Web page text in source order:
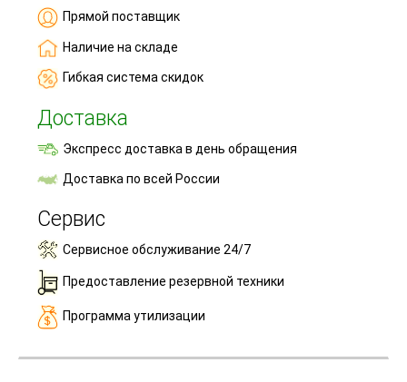
Прямой поставщик
Наличие на складе
Гибкая система скидок
Доставка
Экспресс доставка в день обращения
Доставка по всей России
Сервис
Сервисное обслуживание 24/7
Предоставление резервной техники
Программа утилизации